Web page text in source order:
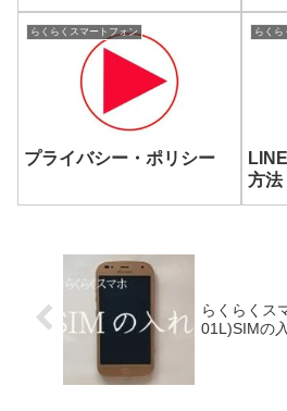
らくらくスマートフォン
プライバシー・ポリシー
らくら
方法
らくらくス
01L)SIMの